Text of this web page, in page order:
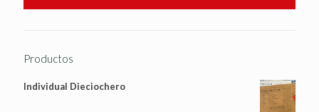
Productos
Individual Dieciochero